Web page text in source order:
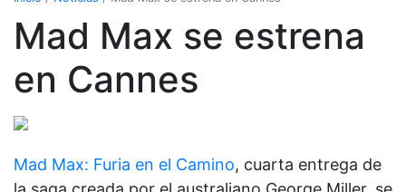
Mad Max se estrena
en Cannes
Mad Max: Furia en el Camino, cuarta entrega de